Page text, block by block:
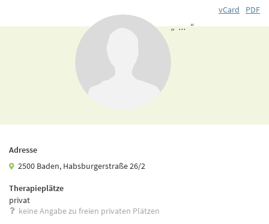
vCard
PDF
„ ... “
Adresse
2500 Baden, Habsburgerstraße 26/2
Therapieplätze
privat
keine Angabe zu freien privaten Plätzen